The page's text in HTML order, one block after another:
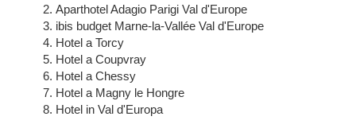
Aparthotel Adagio Parigi Val d'Europe
ibis budget Marne-la-Vallée Val d'Europe
Hotel a Torcy
Hotel a Coupvray
Hotel a Chessy
Hotel a Magny le Hongre
Hotel in Val d'Europa